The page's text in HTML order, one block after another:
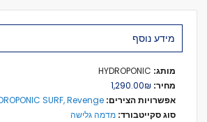
מידע נוסף
מידע
נוסף
₪‏1,290.00
SURF, Revenge
מדמה גלישה